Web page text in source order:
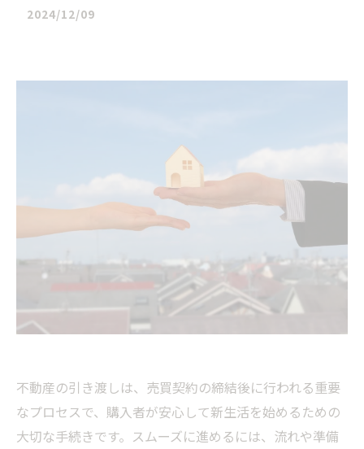
2024/12/09
不動産の引き渡しは、売買契約の締結後に行われる重要
なプロセスで、購入者が安心して新生活を始めるための
大切な手続きです。スムーズに進めるには、流れや準備